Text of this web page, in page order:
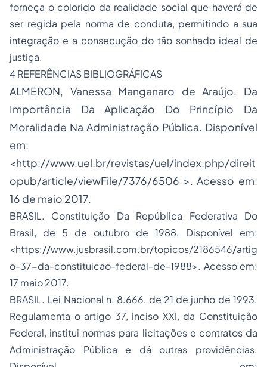
forneça o colorido da realidade social que haverá de
ser regida pela norma de conduta, permitindo a sua
integração e a consecução do tão sonhado ideal de
justiça.
4 REFERÊNCIAS BIBLIOGRÁFICAS
ALMERON, Vanessa Manganaro de Araújo. Da
Importância Da Aplicação Do Princípio Da
Moralidade Na Administração Pública. Disponível
em:
<http://www.uel.br/revistas/uel/index.php/direit
opub/article/viewFile/7376/6506 >. Acesso em:
16 de maio 2017.
BRASIL. Constituição Da República Federativa Do
Brasil, de 5 de outubro de 1988. Disponível em:
<https://www.jusbrasil.com.br/topicos/2186546/artig
o-37-da-constituicao-federal-de-1988>. Acesso em:
17 maio 2017.
BRASIL. Lei Nacional n. 8.666, de 21 de junho de 1993.
Regulamenta o artigo 37, inciso XXI, da Constituição
Federal, institui normas para licitações e contratos da
Administração Pública e dá outras providências.